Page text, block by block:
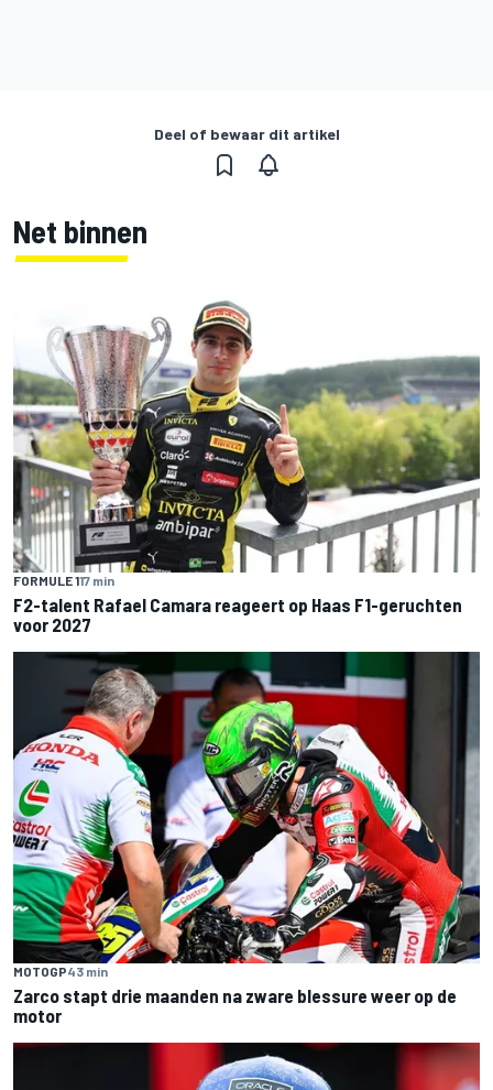
Deel of bewaar dit artikel
Net binnen
FORMULE 117 min
F2-talent Rafael Camara reageert op Haas F1-geruchten
voor 2027
MOTOGP43 min
Zarco stapt drie maanden na zware blessure weer op de
motor